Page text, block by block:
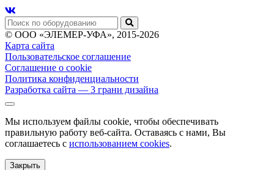
© ООО «ЭЛЕМЕР-УФА», 2015-2026
Карта сайта
Пользовательское соглашение
Соглашение о cookie
Политика конфиденциальности
Разработка сайта — 3 грани дизайна
Мы используем файлы cookie, чтобы обеспечивать
правильную работу веб-сайта. Оставаясь с нами, Вы
соглашаетесь с использованием cookies.
Закрыть